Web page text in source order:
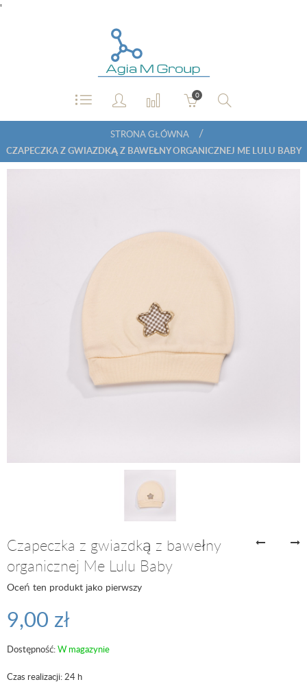
'
0
STRONA GŁÓWNA /
CZAPECZKA Z GWIAZDKĄ Z BAWEŁNY ORGANICZNEJ ME LULU BABY
Czapeczka z gwiazdką z bawełny
organicznej Me Lulu Baby
Oceń ten produkt jako pierwszy
9,00 zł
Dostępność:W magazynie
Czas realizacji: 24 h